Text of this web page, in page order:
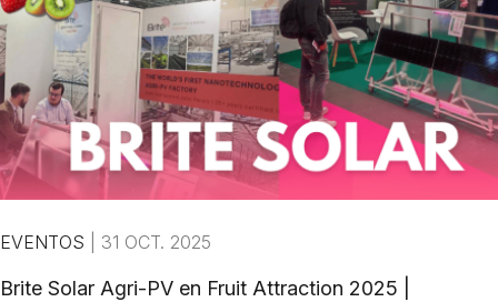
EVENTOS 31 OCT. 2025
Brite Solar Agri-PV en Fruit Attraction 2025 |